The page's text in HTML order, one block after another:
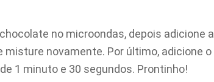
no microondas, depois adicione
misture novamente. Por último, adicione
1 minuto e 30 segundos. Prontinho!